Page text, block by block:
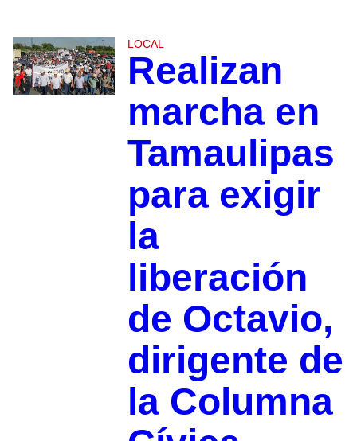
LOCAL
Realizan
marcha en
Tamaulipas
para exigir
la
liberación
de Octavio,
dirigente de
la Columna